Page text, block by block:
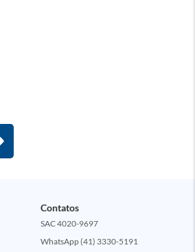
Contatos
SAC 4020-9697
WhatsApp (41) 3330-5191